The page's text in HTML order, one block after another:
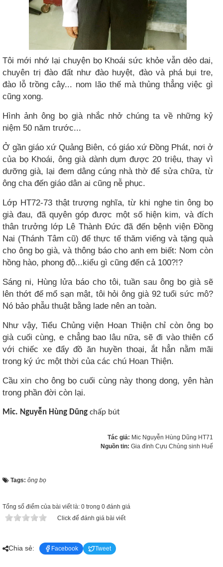
Tôi mới nhớ lại chuyện bọ Khoái sức khỏe vẫn dẻo dai,
chuyên trị đào đất như đào huyệt, đào và phá bụi tre,
đào lỗ trồng cây... nom lão thế mà thủng thẳng việc gì
cũng xong.
Hình ảnh ông bọ già nhắc nhở chúng ta về những kỷ
niệm 50 năm trước...
Ở gần giáo xứ Quảng Biên, có giáo xứ Đồng Phát, nơi ở
của bọ Khoái, ông già dành dụm được 20 triệu, thay vì
dưỡng già, lại đem dâng cúng nhà thờ để sửa chữa, từ
ông cha đến giáo dân ai cũng nễ phục.
Lớp HT72-73 thật trượng nghĩa, từ khi nghe tin ông bọ
già đau, đã quyên góp được một số hiện kim, và đích
thân trưởng lớp Lê Thành Đức đã đến bệnh viện Đồng
Nai (Thánh Tâm cũ) để thực tế thăm viếng và tặng quà
cho ông bọ già, và thông báo cho anh em biết: Nom còn
hồng hào, phong độ...kiểu gì cũng đến cả 100?!?
Sáng ni, Hùng lửa báo cho tôi, tuần sau ông bọ già sẽ
lên thớt để mổ sạn mật, tôi hỏi ông già 92 tuổi sức mô?
Nó bảo phẫu thuật bằng lade nên an toàn.
Như vậy, Tiểu Chủng viện Hoan Thiện chỉ còn ông bọ
già cuối cùng, e chẳng bao lâu nữa, sẽ đi vào thiên cổ
với chiếc xe đẩy đồ ăn huyền thoại, ắt hẳn nằm mãi
trong ký ức một thời của các chú Hoan Thiện.
Cầu xin cho ông bọ cuối cùng này thong dong, yên hàn
trong phần đời còn lại.
Mic. Nguyễn Hùng Dũng chấp bút
Tác giả: Mic Nguyễn Hùng Dũng HT71
Nguồn tin: Gia đình Cựu Chủng sinh Huế
Tags: ông bọ
Tổng số điểm của bài viết là: 0 trong 0 đánh giá
Click để đánh giá bài viết
Chia sẻ: Facebook Tweet